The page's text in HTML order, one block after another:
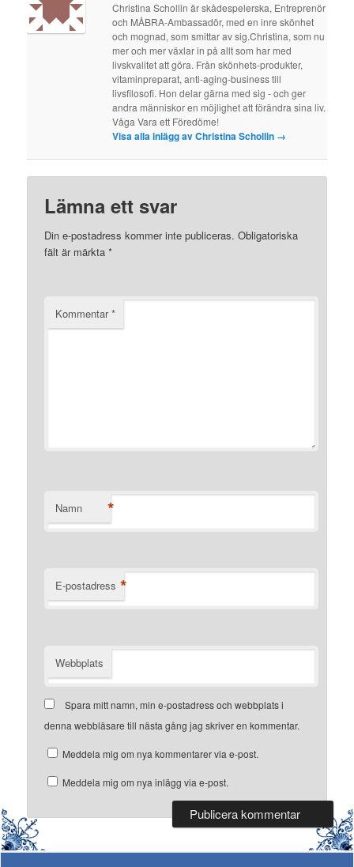
Christina Schollin är skådespelerska, Entreprenör
och MÅBRA-Ambassadör, med en inre skönhet
och mognad, som smittar av sig.Christina, som nu
mer och mer växlar in på allt som har med
livskvalitet att göra. Från skönhets-produkter,
vitaminpreparat, anti-aging-business till
livsfilosofi. Hon delar gärna med sig - och ger
andra människor en möjlighet att förändra sina liv.
Våga Vara ett Föredöme!
Visa alla inlägg av Christina Schollin →
Lämna ett svar
Din e-postadress kommer inte publiceras. Obligatoriska
fält är märkta*
Kommentar*
Namn *
E-postadress *
Webbplats
Spara mitt namn, min e-postadress och webbplats i
denna webbläsare till nästa gång jag skriver en kommentar.
Meddela mig om nya kommentarer via e-post.
Meddela mig om nya inlägg via e-post.